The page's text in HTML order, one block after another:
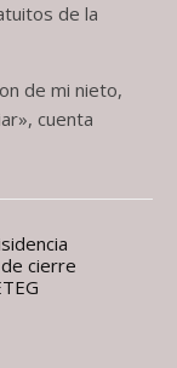
de la
de mi nieto,
cuenta
cierre